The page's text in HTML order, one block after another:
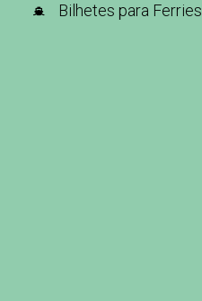
Bilhetes para Ferries